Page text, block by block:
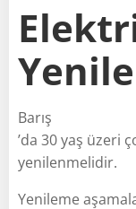
Barış
’da 30 yaş üzeri
yenilenmelidir.
Yenileme